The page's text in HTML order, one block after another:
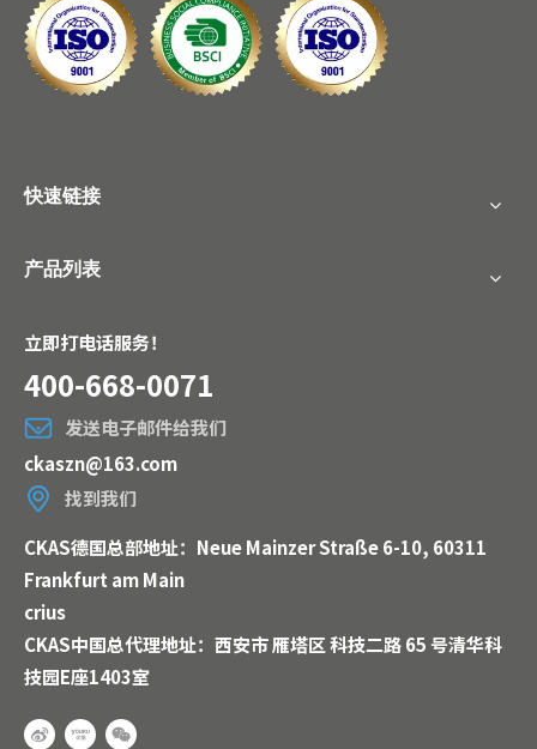
快速链接
产品列表
立即打电话服务！
400-668-0071
发送电子邮件给我们
ckaszn@163.com
找到我们
CKAS德国总部地址：Neue Mainzer Straße 6-10, 60311
Frankfurt am Main
crius
CKAS中国总代理地址：西安市 雁塔区 科技二路 65 号清华科
技园E座1403室